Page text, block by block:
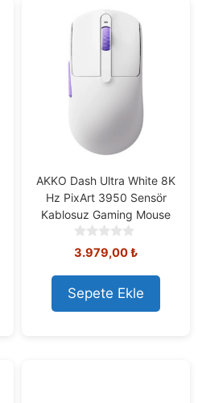
AKKO Dash Ultra White 8K
Hz PixArt 3950 Sensör
Kablosuz Gaming Mouse
0
o
u
t
o
f
3.979,00₺
Sepete Ekle